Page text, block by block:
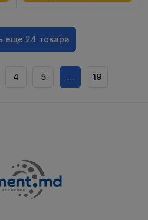
еще 24 товара
4 5 … 19